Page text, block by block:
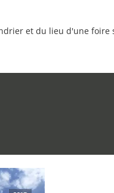
et du lieu d'une foire